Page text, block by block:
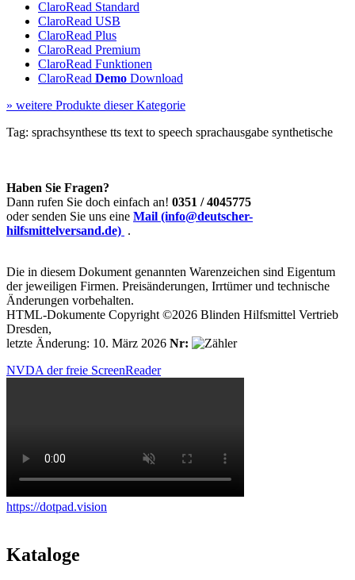
ClaroRead Standard
ClaroRead USB
ClaroRead Plus
ClaroRead Premium
ClaroRead Funktionen
ClaroRead Demo Download
» weitere Produkte dieser Kategorie
Tag: sprachsynthese tts text to speech sprachausgabe synthetische
Haben Sie Fragen?
Dann rufen Sie doch einfach an! 0351 / 4045775
oder senden Sie uns eine Mail (info@deutscher-
hilfsmittelversand.de) .
Die in diesem Dokument genannten Warenzeichen sind Eigentum
der jeweiligen Firmen. Preisänderungen, Irrtümer und technische
Änderungen vorbehalten.
HTML-Dokumente Copyright ©2026 Blinden Hilfsmittel Vertrieb
Dresden,
letzte Änderung: 10. März 2026 Nr:
NVDA der freie ScreenReader
https://dotpad.vision
Kataloge